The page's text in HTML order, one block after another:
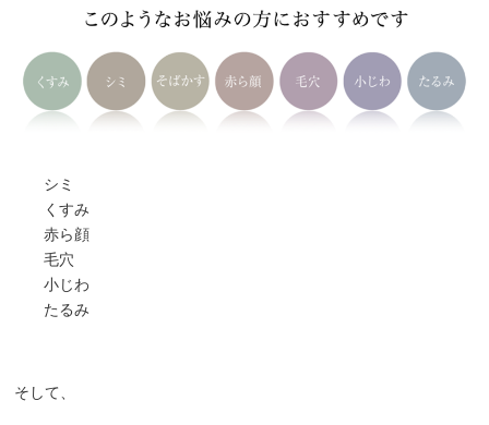
シミ
くすみ
赤ら顔
毛穴
小じわ
たるみ
そして、